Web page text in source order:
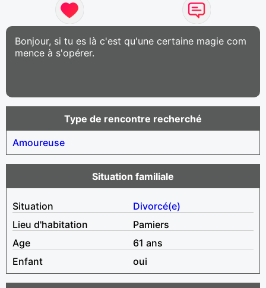
Bonjour, si tu es là c'est qu'une certaine magie com
mence à s'opérer.
Type de rencontre recherché
Amoureuse
Situation familiale
Situation
Divorcé(e)
Lieu d'habitation
Pamiers
Age
61 ans
Enfant
oui